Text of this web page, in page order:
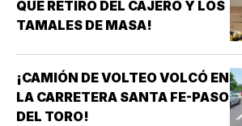
QUE RETIRÓ DEL CAJERO Y LOS
TAMALES DE MASA!
¡CAMIÓN DE VOLTEO VOLCÓ EN
LA CARRETERA SANTA FE-PASO
DEL TORO!